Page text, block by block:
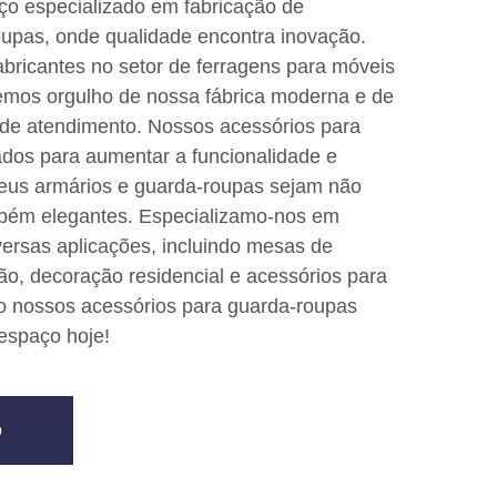
especializado em fabricação de
onde qualidade encontra inovação.
no setor de ferragens para móveis
orgulho de nossa fábrica moderna e de
atendimento. Nossos acessórios para
para aumentar a funcionalidade e
armários e guarda-roupas sejam não
elegantes. Especializamo-nos em
aplicações, incluindo mesas de
decoração residencial e acessórios para
nossos acessórios para guarda-roupas
hoje!